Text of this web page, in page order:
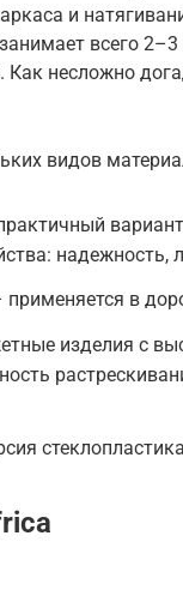
и
всего
Как несложно
видов
надежность,
в
изделия с